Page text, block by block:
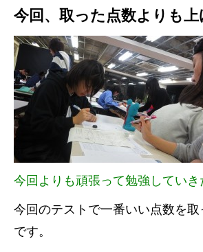
今回、取った点数よりも上
今回よりも頑張って勉強していき
今回のテストで一番いい点数を
です。